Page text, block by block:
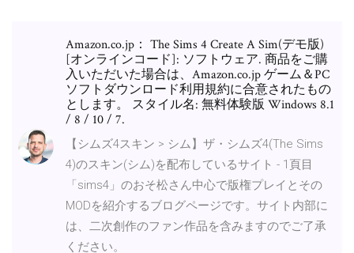
Amazon.co.jp： The Sims 4 Create A Sim(デモ版)
[オンラインコード]: ソフトウェア. 商品をご購
入いただいた場合は、Amazon.co.jp ゲーム＆PC
ソフトダウンロード利用規約に合意されたもの
とします。 スタイル名: 無料体験版 Windows 8.1
/ 8 / 10 / 7.
【シムズ4スキン > シム】ザ・シムズ4(The Sims
4)のスキン(シム)を配布しているサイト - 1頁目
「sims4」のおそ松さん中心で版権プレイとその
MODを紹介するブログページです。サイト内部に
は、二次創作のファン作品を含みますのでご了承
ください。